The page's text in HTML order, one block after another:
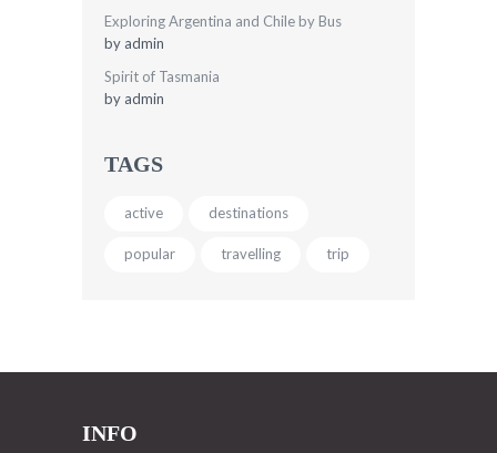
Exploring Argentina and Chile by Bus
by admin
Spirit of Tasmania
by admin
TAGS
active destinations
popular travelling trip
INFO